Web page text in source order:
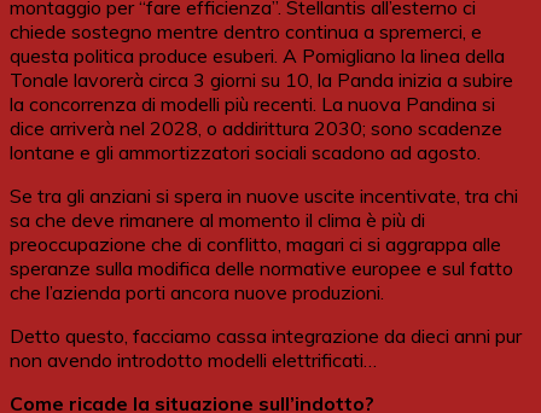
montaggio per “fare efficienza”. Stellantis all’esterno ci
chiede sostegno mentre dentro continua a spremerci, e
questa politica produce esuberi. A Pomigliano la linea della
Tonale lavorerà circa 3 giorni su 10, la Panda inizia a subire
la concorrenza di modelli più recenti. La nuova Pandina si
dice arriverà nel 2028, o addirittura 2030; sono scadenze
lontane e gli ammortizzatori sociali scadono ad agosto.
Se tra gli anziani si spera in nuove uscite incentivate, tra chi
sa che deve rimanere al momento il clima è più di
preoccupazione che di conflitto, magari ci si aggrappa alle
speranze sulla modifica delle normative europee e sul fatto
che l’azienda porti ancora nuove produzioni.
Detto questo, facciamo cassa integrazione da dieci anni pur
non avendo introdotto modelli elettrificati…
Come ricade la situazione sull’indotto?